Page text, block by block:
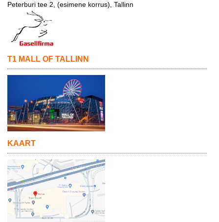
Peterburi tee 2, (esimene korrus), Tallinn
T1 MALL OF TALLINN
KAART